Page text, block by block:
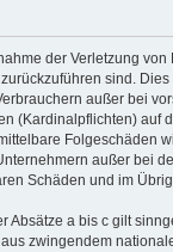
der Verletzung
sind.
außer bei
(Kardinalpflichten) auf
Folgeschäden
außer bei
Schäden und im
Absätze a bis c gilt
zwingendem